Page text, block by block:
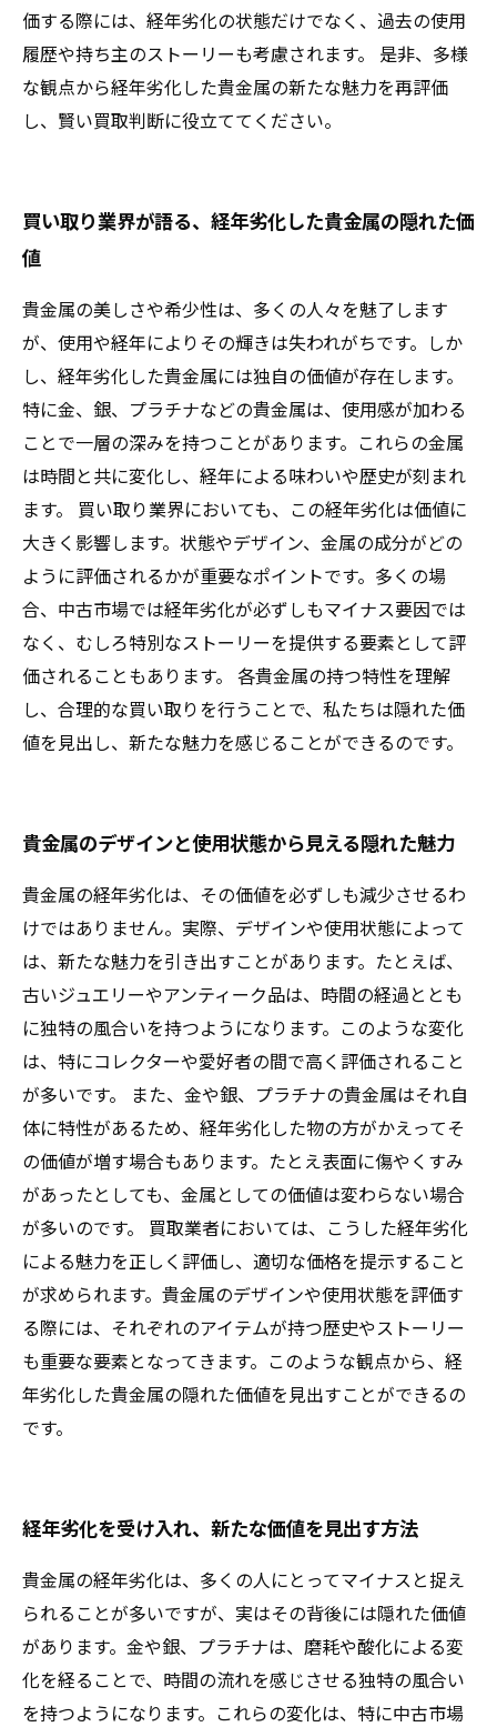
価する際には、経年劣化の状態だけでなく、過去の使用
履歴や持ち主のストーリーも考慮されます。 是非、多様
な観点から経年劣化した貴金属の新たな魅力を再評価
し、賢い買取判断に役立ててください。
買い取り業界が語る、経年劣化した貴金属の隠れた価
値
貴金属の美しさや希少性は、多くの人々を魅了します
が、使用や経年によりその輝きは失われがちです。しか
し、経年劣化した貴金属には独自の価値が存在します。
特に金、銀、プラチナなどの貴金属は、使用感が加わる
ことで一層の深みを持つことがあります。これらの金属
は時間と共に変化し、経年による味わいや歴史が刻まれ
ます。 買い取り業界においても、この経年劣化は価値に
大きく影響します。状態やデザイン、金属の成分がどの
ように評価されるかが重要なポイントです。多くの場
合、中古市場では経年劣化が必ずしもマイナス要因では
なく、むしろ特別なストーリーを提供する要素として評
価されることもあります。 各貴金属の持つ特性を理解
し、合理的な買い取りを行うことで、私たちは隠れた価
値を見出し、新たな魅力を感じることができるのです。
貴金属のデザインと使用状態から見える隠れた魅力
貴金属の経年劣化は、その価値を必ずしも減少させるわ
けではありません。実際、デザインや使用状態によって
は、新たな魅力を引き出すことがあります。たとえば、
古いジュエリーやアンティーク品は、時間の経過ととも
に独特の風合いを持つようになります。このような変化
は、特にコレクターや愛好者の間で高く評価されること
が多いです。 また、金や銀、プラチナの貴金属はそれ自
体に特性があるため、経年劣化した物の方がかえってそ
の価値が増す場合もあります。たとえ表面に傷やくすみ
があったとしても、金属としての価値は変わらない場合
が多いのです。 買取業者においては、こうした経年劣化
による魅力を正しく評価し、適切な価格を提示すること
が求められます。貴金属のデザインや使用状態を評価す
る際には、それぞれのアイテムが持つ歴史やストーリー
も重要な要素となってきます。このような観点から、経
年劣化した貴金属の隠れた価値を見出すことができるの
です。
経年劣化を受け入れ、新たな価値を見出す方法
貴金属の経年劣化は、多くの人にとってマイナスと捉え
られることが多いですが、実はその背後には隠れた価値
があります。金や銀、プラチナは、磨耗や酸化による変
化を経ることで、時間の流れを感じさせる独特の風合い
を持つようになります。これらの変化は、特に中古市場